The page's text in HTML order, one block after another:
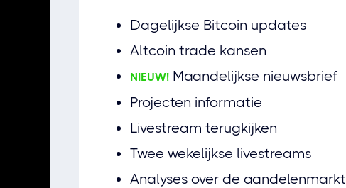
Dagelijkse Bitcoin updates
Altcoin trade kansen
NIEUW! Maandelijkse nieuwsbrief
Projecten informatie
Livestream terugkijken
Twee wekelijkse livestreams
Analyses over de aandelenmarkt